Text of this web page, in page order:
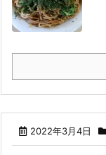
2022年3月4日